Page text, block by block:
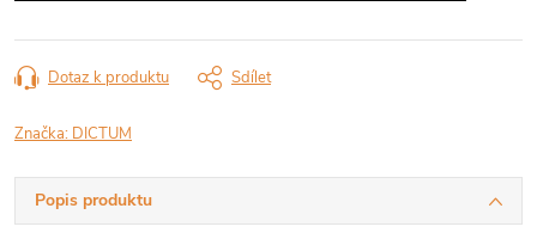
Dotaz k produktu Sdílet
Značka: DICTUM
Popis produktu